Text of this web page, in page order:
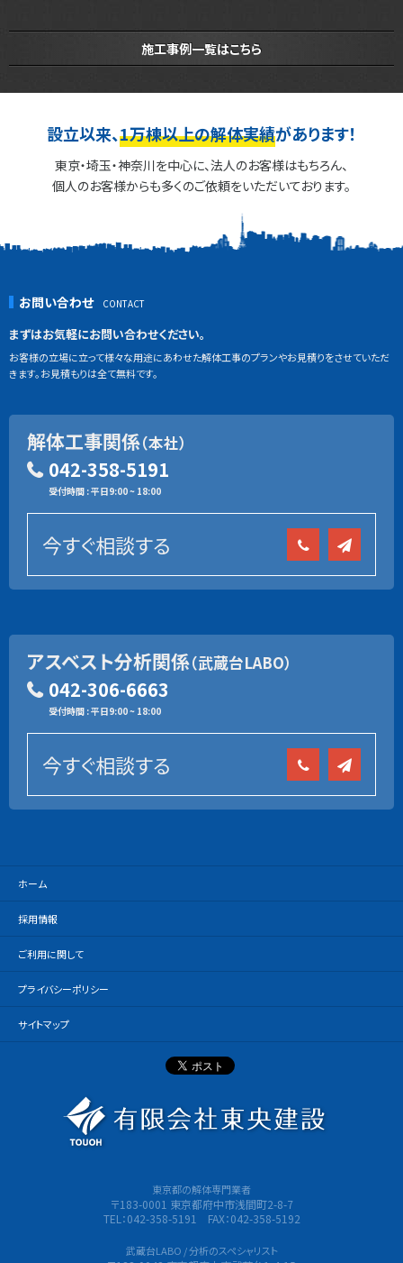
施工事例一覧はこちら
設立以来、1万棟以上の解体実績があります！
東京・埼玉・神奈川を中心に、法人のお客様はもちろん、
個人のお客様からも多くのご依頼をいただいております。
お問い合わせ
まずはお気軽にお問い合わせください。
お客様の立場に立って様々な用途にあわせた解体工事のプランやお見積りをさせていただ
きます。お見積もりは全て無料です。
解体工事関係（本社）
042-358-5191
受付時間 : 平日9:00 ~ 18:00
今すぐ相談する
アスベスト分析関係（武蔵台LABO）
042-306-6663
受付時間 : 平日9:00 ~ 18:00
今すぐ相談する
ホーム
採用情報
ご利用に関して
プライバシーポリシー
サイトマップ
東京都の解体専門業者
〒183-0001 東京都府中市浅間町2-8-7
TEL：042-358-5191 FAX：042-358-5192
武蔵台LABO / 分析のスペシャリスト